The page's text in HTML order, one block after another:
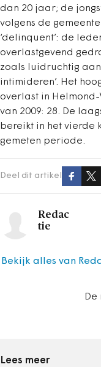
dan 20 jaar; de
volgens de
‘delinquent’: de
overlastgevend
zoals luidruchtig
intimideren’. Het
overlast in Helmond-
van 2009: 28. De
bereikt in het vierde
gemeten periode.
Deel dit artikel
Redac
tie
Bekijk alles van
Lees meer